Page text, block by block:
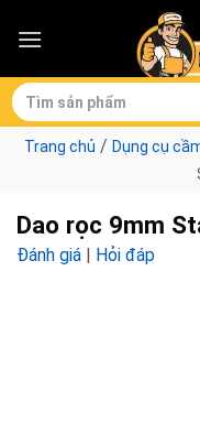
Tìm
kiếm:
Trang chủ / Dụng cụ
Dao rọc 9mm
Đánh giá | Hỏi đáp